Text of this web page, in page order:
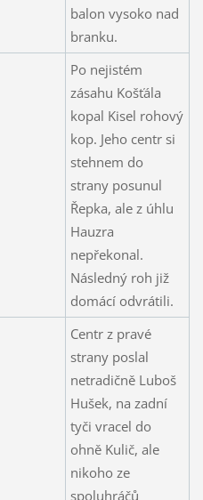
balon vysoko nad
branku.
Po nejistém
zásahu Košťála
kopal Kisel rohový
kop. Jeho centr si
stehnem do
strany posunul
Řepka, ale z úhlu
Hauzra
nepřekonal.
Následný roh již
domácí odvrátili.
Centr z pravé
strany poslal
netradičně Luboš
Hušek, na zadní
tyči vracel do
ohně Kulič, ale
nikoho ze
spoluhráčů